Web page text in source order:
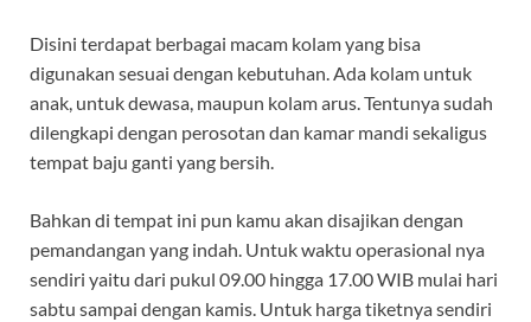
Disini terdapat berbagai macam kolam yang bisa
digunakan sesuai dengan kebutuhan. Ada kolam untuk
anak, untuk dewasa, maupun kolam arus. Tentunya sudah
dilengkapi dengan perosotan dan kamar mandi sekaligus
tempat baju ganti yang bersih.
Bahkan di tempat ini pun kamu akan disajikan dengan
pemandangan yang indah. Untuk waktu operasional nya
sendiri yaitu dari pukul 09.00 hingga 17.00 WIB mulai hari
sabtu sampai dengan kamis. Untuk harga tiketnya sendiri